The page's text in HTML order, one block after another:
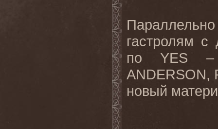
гастролям
по YES –
ANDERSON,
новый